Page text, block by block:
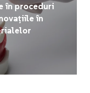
în proceduri
în